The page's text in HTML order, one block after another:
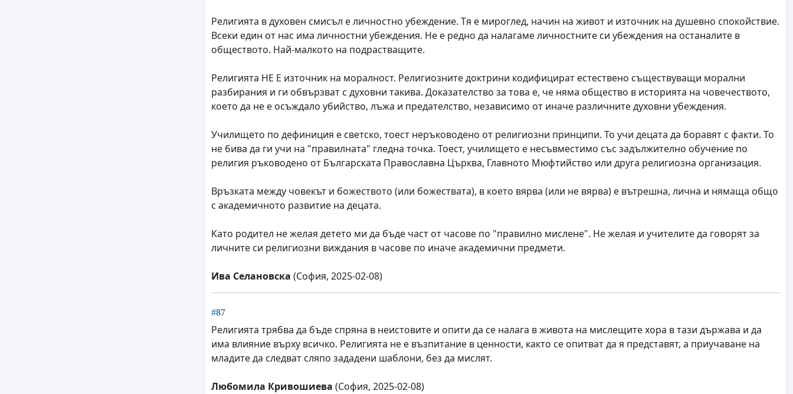
Религията в духовен смисъл е личностно убеждение. Тя е мироглед, начин на живот и източник на душевно спокойствие.
Всеки един от нас има личностни убеждения. Не е редно да налагаме личностните си убеждения на останалите в
обществото. Най-малкото на подрастващите.
Религията НЕ Е източник на моралност. Религиозните доктрини кодифицират естествено съществуващи морални
разбирания и ги обвързват с духовни такива. Доказателство за това е, че няма общество в историята на човечеството,
което да не е осъждало убийство, лъжа и предателство, независимо от иначе различните духовни убеждения.
Училището по дефиниция е светско, тоест неръководено от религиозни принципи. То учи децата да боравят с факти. То
не бива да ги учи на "правилната" гледна точка. Тоест, училището е несъвместимо със задължително обучение по
религия ръководено от Българската Православна Църква, Главното Мюфтийство или друга религиозна организация.
Връзката между човекът и божеството (или божествата), в което вярва (или не вярва) е вътрешна, лична и нямаща общо
с академичното развитие на децата.
Като родител не желая детето ми да бъде част от часове по "правилно мислене". Не желая и учителите да говорят за
личните си религиозни виждания в часове по иначе академични предмети.
Ива Селановска (София, 2025-02-08)
#87
Религията трябва да бъде спряна в неистовите и опити да се налага в живота на мислещите хора в тази държава и да
има влияние върху всичко. Религията не е възпитание в ценности, както се опитват да я представят, а приучаване на
младите да следват сляпо зададени шаблони, без да мислят.
Любомила Кривошиева (София, 2025-02-08)